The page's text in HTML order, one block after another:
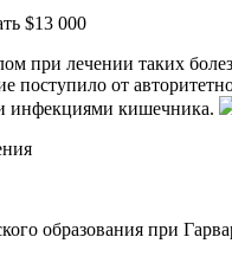
$13 000
при лечении таких
поступило от
инфекциями кишечника.
образования при